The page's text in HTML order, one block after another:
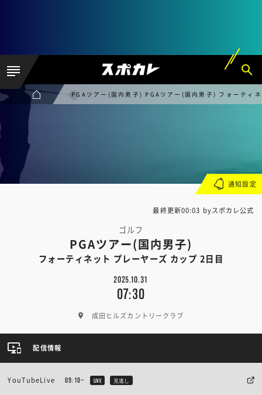
PGAツアー(国内男子) PGAツアー(国内男子) フォーティ
最終更新00:03 byスポカレ公式
ゴルフ
PGAツアー(国内男子)
フォーティネット プレーヤーズ カップ 2日目
2025.10.31
07:30
成田ヒルズカントリークラブ
通知設定
配信情報
YouTubeLive 09:10~ LIVE 見逃し